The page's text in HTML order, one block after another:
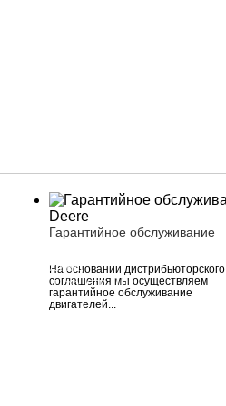
Гарантийное обслуживание
На основании дистрибьюторского
соглашения мы осуществляем
гарантийное обслуживание
двигателей...
г. Москва,
д. 56, стр. 10
223-25-48